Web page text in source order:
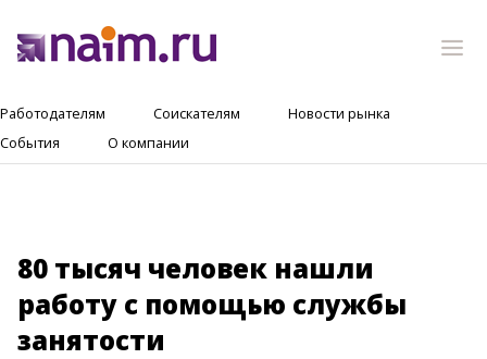
Работодателям Соискателям
Новости рынка
События
О компании
80 тысяч человек нашли
работу с помощью службы
занятости